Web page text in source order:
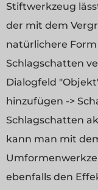
Stiftwerkzeug
der mit dem
natürlichere
Schlagschatten
Dialogfeld
hinzufügen ->
Schlagschatten
kann man mit
ebenfalls den